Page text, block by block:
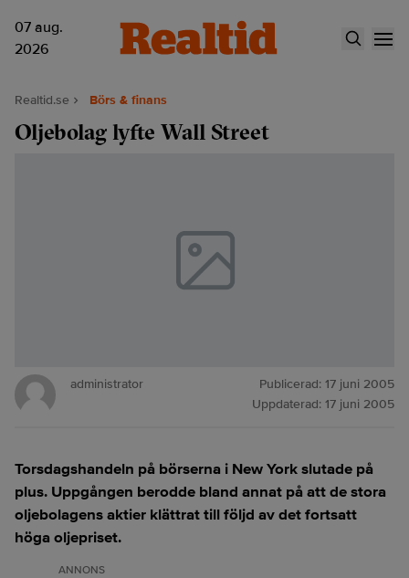
07 aug.
2026
Realtid.se Börs & finans
Oljebolag lyfte Wall Street
administrator Publicerad: 17 juni 2005
Uppdaterad: 17 juni 2005
Torsdagshandeln på börserna i New York slutade på
plus. Uppgången berodde bland annat på att de stora
oljebolagens aktier klättrat till följd av det fortsatt
höga oljepriset.
ANNONS